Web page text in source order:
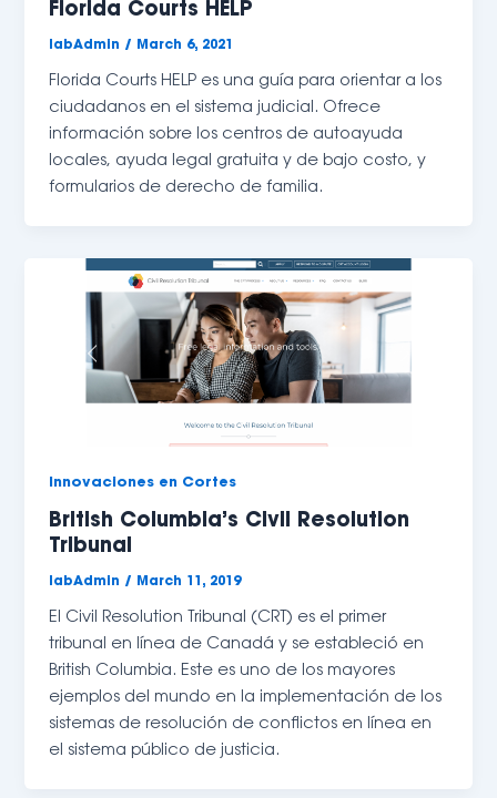
Florida Courts HELP
labAdmin / March 6, 2021
Florida Courts HELP es una guía para orientar a los
ciudadanos en el sistema judicial. Ofrece
información sobre los centros de autoayuda
locales, ayuda legal gratuita y de bajo costo, y
formularios de derecho de familia.
Innovaciones en Cortes
British Columbia’s Civil Resolution
Tribunal
labAdmin / March 11, 2019
El Civil Resolution Tribunal (CRT) es el primer
tribunal en línea de Canadá y se estableció en
British Columbia. Este es uno de los mayores
ejemplos del mundo en la implementación de los
sistemas de resolución de conflictos en línea en
el sistema público de justicia.